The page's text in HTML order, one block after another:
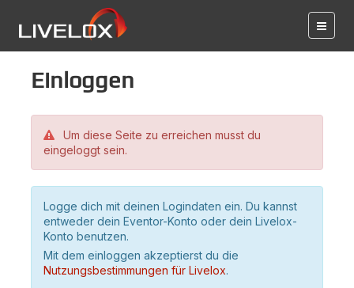
Einloggen
Um diese Seite zu erreichen musst du
eingeloggt sein.
Logge dich mit deinen Logindaten ein. Du kannst
entweder dein Eventor-Konto oder dein Livelox-
Konto benutzen.
Mit dem einloggen akzeptierst du die
Nutzungsbestimmungen für Livelox.